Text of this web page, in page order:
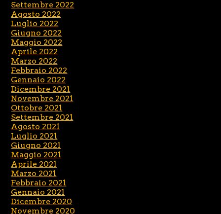
Settembre 2022
Agosto 2022
Luglio 2022
Giugno 2022
Maggio 2022
Aprile 2022
Marzo 2022
Febbraio 2022
Gennaio 2022
Dicembre 2021
Novembre 2021
Ottobre 2021
Settembre 2021
Agosto 2021
Luglio 2021
Giugno 2021
Maggio 2021
Aprile 2021
Marzo 2021
Febbraio 2021
Gennaio 2021
Dicembre 2020
Novembre 2020